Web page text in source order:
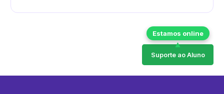
Suporte ao Aluno